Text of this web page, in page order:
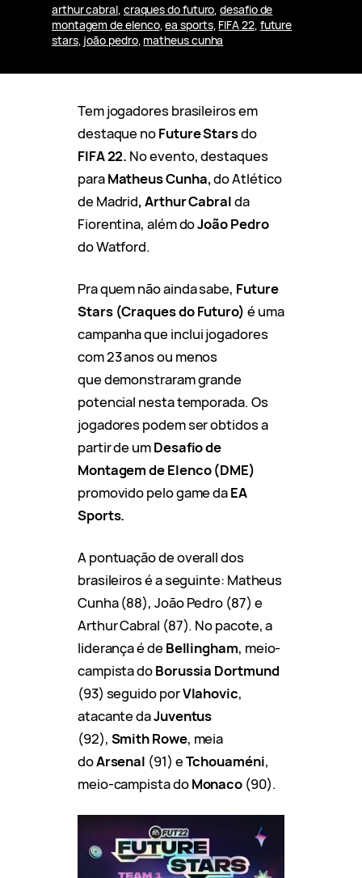
arthur cabral, craques do futuro, desafio de
montagem de elenco, ea sports, FIFA 22, future
stars, joão pedro, matheus cunha
Tem jogadores brasileiros em
destaque noFuture Starsdo
FIFA 22. No evento, destaques
paraMatheus Cunha,do Atlético
de Madrid, Arthur Cabralda
Fiorentina, além doJoão Pedro
do Watford.
Pra quem não ainda sabe, Future
Stars (Craques do Futuro) é uma
campanha queinclui jogadores
com 23 anos ou menos
que demonstraram grande
potencial nesta temporada. Os
jogadores podem ser obtidos a
partir de umDesafio de
Montagem de Elenco (DME)
promovido pelo game daEA
Sports.
A pontuação de overall dos
brasileiros é a seguinte: Matheus
Cunha (88), João Pedro (87) e
Arthur Cabral (87). No pacote, a
liderança é deBellingham, meio-
campista doBorussia Dortmund
(93) seguido porVlahovic,
atacante daJuventus
(92), Smith Rowe, meia
doArsenal (91) eTchouaméni,
meio-campista doMonaco (90).